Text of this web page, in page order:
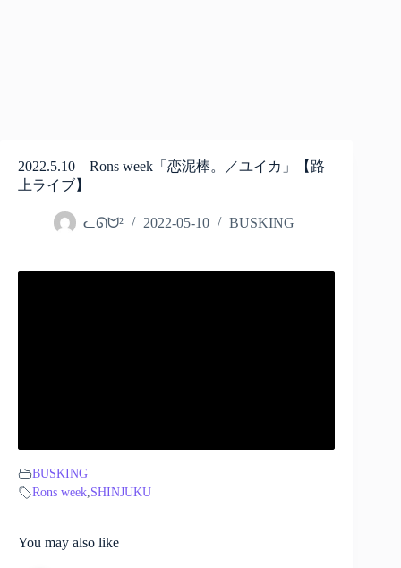
2022.5.10 – Rons week「恋泥棒。／ユイカ」【路
上ライブ】
ᓚᘏᗢ² 2022-05-10 BUSKING
BUSKING
Rons week,SHINJUKU
You may also like